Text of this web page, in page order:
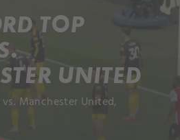
TOP
UNITED
Manchester United,